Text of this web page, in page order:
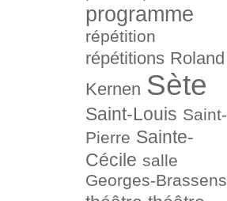
programme
répétition
répétitions Roland
Kernen Sète
Saint-Louis Saint-
Pierre Sainte-
Cécile salle
Georges-Brassens